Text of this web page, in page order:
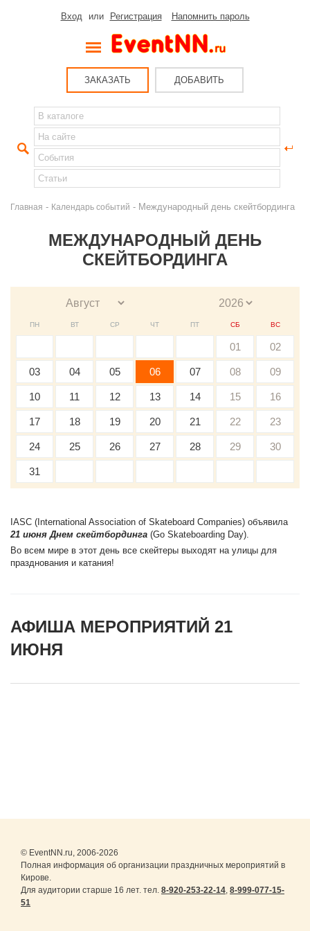
Вход или Регистрация Напомнить пароль
ЗАКАЗАТЬ ДОБАВИТЬ
Главная - Календарь событий - Международный день скейтбординга
МЕЖДУНАРОДНЫЙ ДЕНЬ
СКЕЙТБОРДИНГА
ПН ВТ СР ЧТ ПТ СБ ВС
01 02
03 04 05 06 07 08 09
10 11 12 13 14 15 16
17 18 19 20 21 22 23
24 25 26 27 28 29 30
31
IASC (International Association of Skateboard Companies) объявила
21 июня Днем скейтбординга (Go Skateboarding Day).
Во всем мире в этот день все скейтеры выходят на улицы для
празднования и катания!
АФИША МЕРОПРИЯТИЙ 21
ИЮНЯ
© EventNN.ru, 2006-2026
Полная информация об организации праздничных мероприятий в
Кирове.
Для аудитории старше 16 лет. тел. 8-920-253-22-14, 8-999-077-15-
51